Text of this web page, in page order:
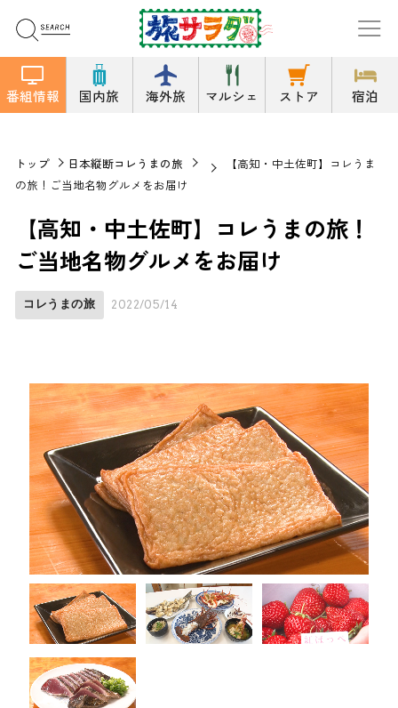
番組情報 国内旅 海外旅 マルシェ ストア 宿泊
トップ 日本縦断コレうまの旅
【高知・中土佐町】コレうま
の旅！ご当地名物グルメをお届け
【高知・中土佐町】コレうまの旅！
ご当地名物グルメをお届け
コレうまの旅 2022/05/14